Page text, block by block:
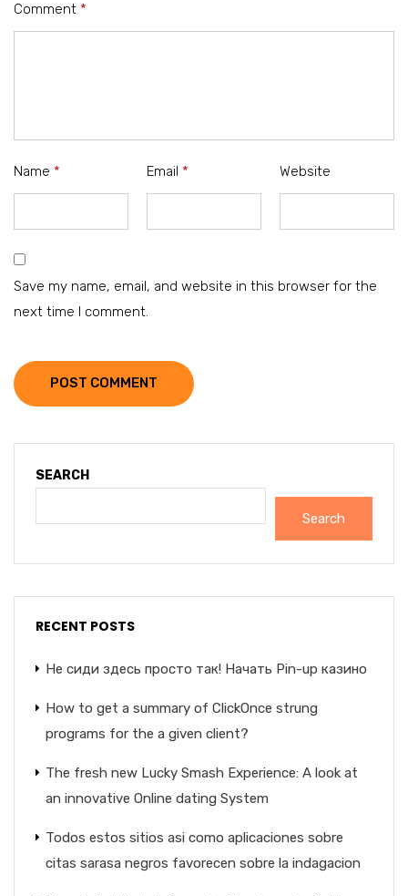
Comment *
Name * Email * Website
Save my name, email, and website in this browser for the
next time I comment.
POST COMMENT
SEARCH
Search
RECENT POSTS
Не сиди здесь просто так! Начать Pin-up казино
How to get a summary of ClickOnce strung
programs for the a given client?
The fresh new Lucky Smash Experience: A look at
an innovative Online dating System
Todos estos sitios asi­ como aplicaciones sobre
citas sarasa negros favorecen sobre la indagacion